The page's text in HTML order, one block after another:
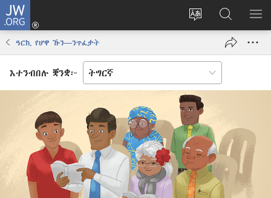
JW.ORG
ቋንቋ
እቶ
(opens
ኣብ
JW.ORG
ድለ
ዓርኪ የሆዋ ኹን​—ንጥፈታት
እተንብበሉ ቛንቋ፦